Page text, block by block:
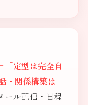
「定型は完全自
・関係構築は
ール配信・日程